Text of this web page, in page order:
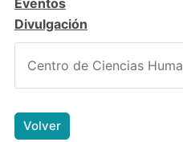
Divulgación
Centro de Ciencias
Volver